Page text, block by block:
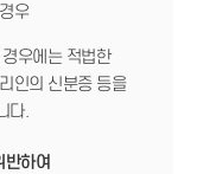
우
우에는 적법한
인의 신분증 등을
다.
반하여